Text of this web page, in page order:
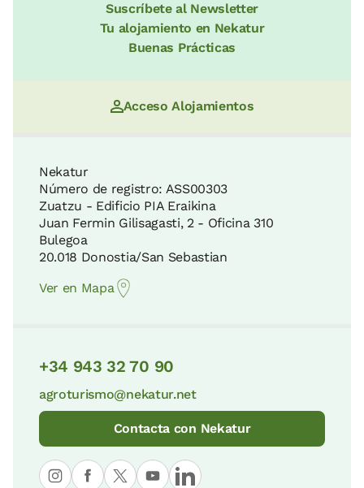
Suscríbete al Newsletter
Tu alojamiento en Nekatur
Buenas Prácticas
Acceso Alojamientos
Nekatur
Número de registro: ASS00303
Zuatzu - Edificio PIA Eraikina
Juan Fermin Gilisagasti, 2 - Oficina 310
Bulegoa
20.018 Donostia/San Sebastian
Ver en Mapa
+34 943 32 70 90
agroturismo@nekatur.net
Contacta con Nekatur